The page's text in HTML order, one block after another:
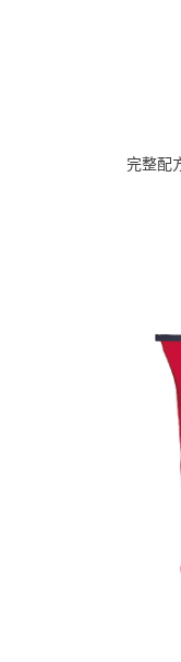
完整配